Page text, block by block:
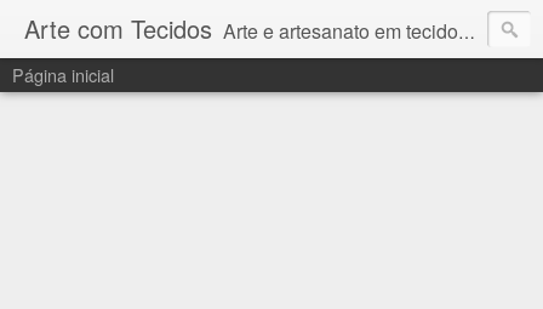
Arte com Tecidos Arte e artesanato em tecidos e sintéticos. Um catálogo incrível de tutoriais escritos e gravados em vídeos por artesãos e artesãs do Brasil e do Exterior e também vídeos autorais sobre modelagem em Corel Draw
Página inicial